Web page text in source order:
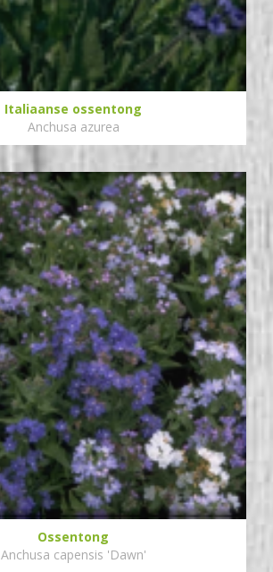
Italiaanse ossentong
Anchusa azurea
Ossentong
Anchusa capensis 'Dawn'